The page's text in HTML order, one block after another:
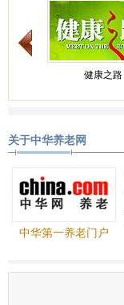
健康之路
关于中华养老网
中华第一养老门户